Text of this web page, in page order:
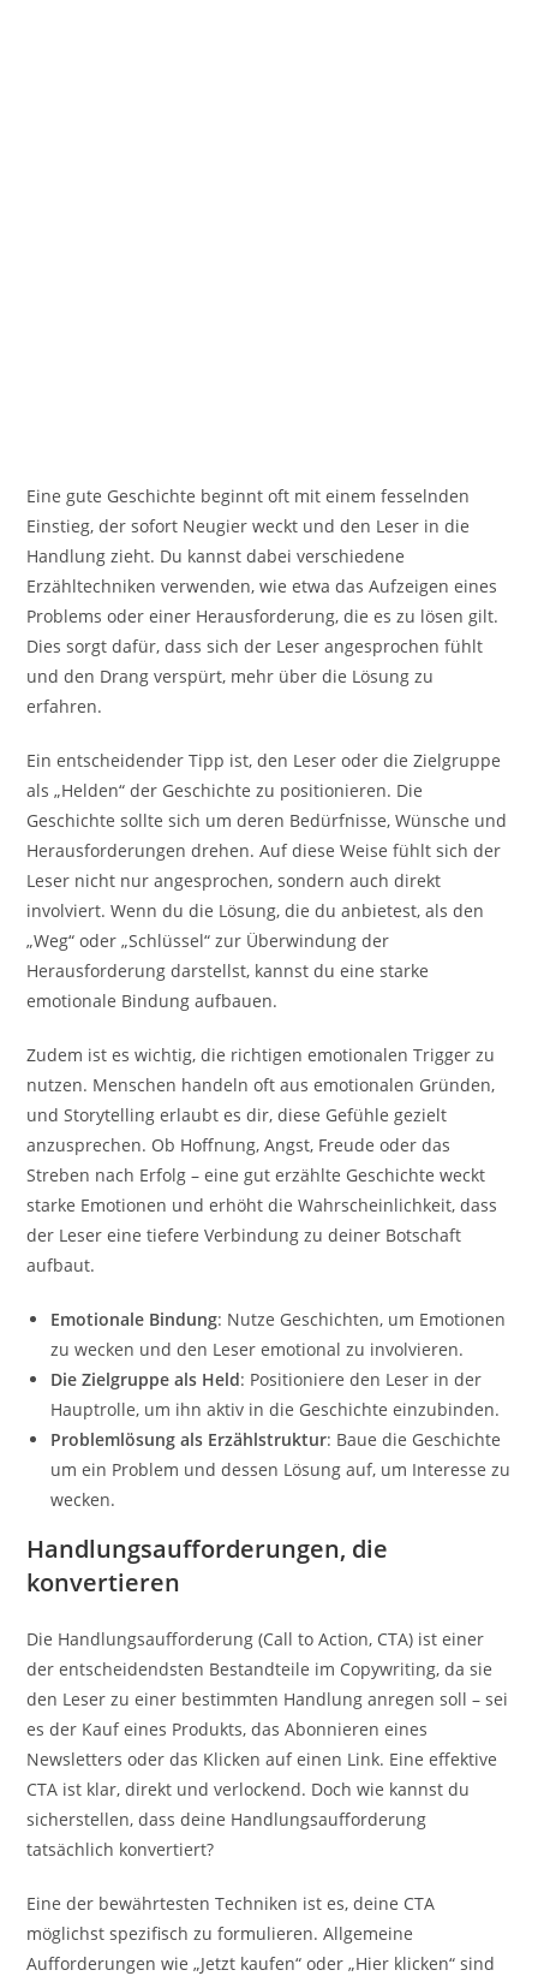
Eine gute Geschichte beginnt oft mit einem fesselnden
Einstieg, der sofort Neugier weckt und den Leser in die
Handlung zieht. Du kannst dabei verschiedene
Erzähltechniken verwenden, wie etwa das Aufzeigen eines
Problems oder einer Herausforderung, die es zu lösen gilt.
Dies sorgt dafür, dass sich der Leser angesprochen fühlt
und den Drang verspürt, mehr über die Lösung zu
erfahren.
Ein entscheidender Tipp ist, den Leser oder die Zielgruppe
als „Helden“ der Geschichte zu positionieren. Die
Geschichte sollte sich um deren Bedürfnisse, Wünsche und
Herausforderungen drehen. Auf diese Weise fühlt sich der
Leser nicht nur angesprochen, sondern auch direkt
involviert. Wenn du die Lösung, die du anbietest, als den
„Weg“ oder „Schlüssel“ zur Überwindung der
Herausforderung darstellst, kannst du eine starke
emotionale Bindung aufbauen.
Zudem ist es wichtig, die richtigen emotionalen Trigger zu
nutzen. Menschen handeln oft aus emotionalen Gründen,
und Storytelling erlaubt es dir, diese Gefühle gezielt
anzusprechen. Ob Hoffnung, Angst, Freude oder das
Streben nach Erfolg – eine gut erzählte Geschichte weckt
starke Emotionen und erhöht die Wahrscheinlichkeit, dass
der Leser eine tiefere Verbindung zu deiner Botschaft
aufbaut.
Emotionale Bindung: Nutze Geschichten, um Emotionen
zu wecken und den Leser emotional zu involvieren.
Die Zielgruppe als Held: Positioniere den Leser in der
Hauptrolle, um ihn aktiv in die Geschichte einzubinden.
Problemlösung als Erzählstruktur: Baue die Geschichte
um ein Problem und dessen Lösung auf, um Interesse zu
wecken.
Handlungsaufforderungen, die
konvertieren
Die Handlungsaufforderung (Call to Action, CTA) ist einer
der entscheidendsten Bestandteile im Copywriting, da sie
den Leser zu einer bestimmten Handlung anregen soll – sei
es der Kauf eines Produkts, das Abonnieren eines
Newsletters oder das Klicken auf einen Link. Eine effektive
CTA ist klar, direkt und verlockend. Doch wie kannst du
sicherstellen, dass deine Handlungsaufforderung
tatsächlich konvertiert?
Eine der bewährtesten Techniken ist es, deine CTA
möglichst spezifisch zu formulieren. Allgemeine
Aufforderungen wie „Jetzt kaufen“ oder „Hier klicken“ sind